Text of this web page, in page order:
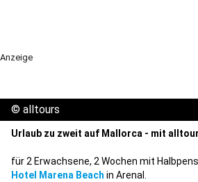
Anzeige
© alltours
Urlaub zu zweit auf Mallorca - mit
für 2 Erwachsene, 2 Wochen mit
Hotel Marena Beach in Arenal.